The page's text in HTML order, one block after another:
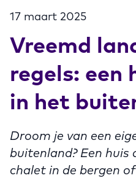
17 maart 2025
Vreemd
regels: een
in het
Droom je van een
buitenland? Een huis
chalet in de bergen